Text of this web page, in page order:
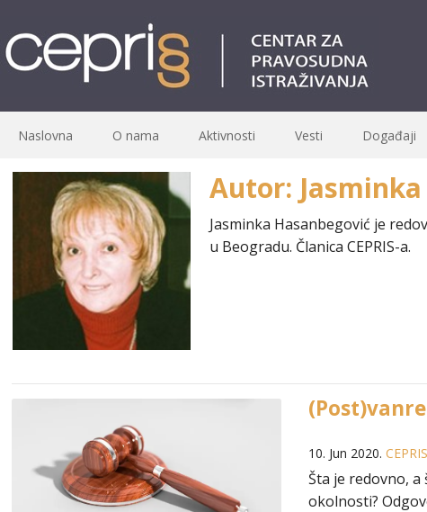
Naslovna O nama Aktivnosti Vesti Događaji
Autor:
Jasminka Hasanbegović je
u Beogradu. Članica CEPRIS-a.
10. Jun 2020. CEPRIS
Šta je redovno,
okolnosti?